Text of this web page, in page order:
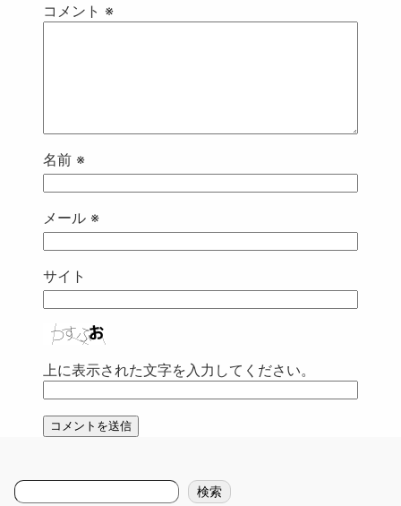
コメント ※
名前 ※
メール ※
サイト
上に表示された文字を入力してください。
検
索
検索